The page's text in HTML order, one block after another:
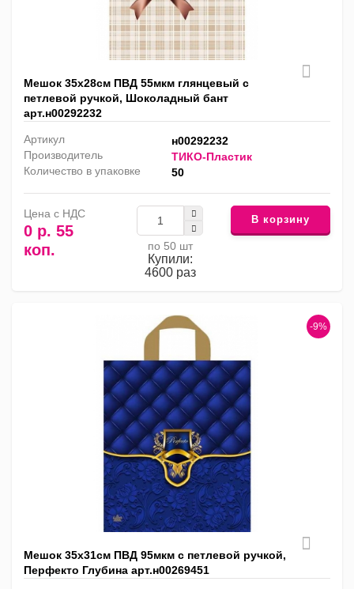
Мешок 35х28см ПВД 55мкм глянцевый с
петлевой ручкой, Шоколадный бант
арт.н00292232
Артикул
н00292232
Производитель
ТИКО-Пластик
Количество в упаковке
50
Цена с НДС
0 р. 55
коп.
по 50 шт
Купили:
4600 раз
В корзину
-9%
Мешок 35х31см ПВД 95мкм с петлевой ручкой,
Перфекто Глубина арт.н00269451